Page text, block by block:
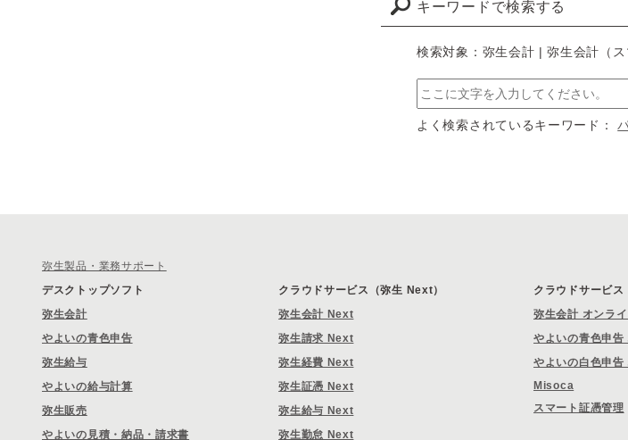
キーワードで検索する
検索対象：弥生会計 | 弥生会計（
よく検索されているキーワード：
弥生製品・業務サポート
デスクトップソフト
弥生会計
やよいの青色申告
弥生給与
やよいの給与計算
弥生販売
やよいの見積・納品・請求書
クラウドサービス（弥生 Next）
弥生会計 Next
弥生請求 Next
弥生経費 Next
弥生証憑 Next
弥生給与 Next
弥生勤怠 Next
クラウドサービス
弥生会計 オンラ
やよいの青色申告
やよいの白色申告
Misoca
スマート証憑管理